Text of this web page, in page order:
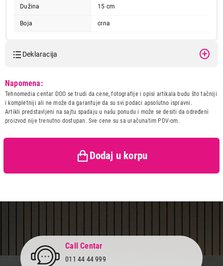
Dužina 15 cm
Boja crna
Deklaracija
Naziv i vrsta robe:
ADAPTER IT/AV
Uvoznik:
GEMBIRD DOO
Zemlja porekla:
Kina
kupaca po osnovu zakona o
Napomena:
Tehnomedia centar DOO se trudi da cene, fotografije i opisi artikala budu što tačniji
i kompletniji ali ne može da garantuje da su svi podaci apsolutno ispravni.
Artikli predstavljeni na sajtu spadaju u našu ponudu i može se desiti da određeni
proizvod nije trenutno dostupan. Sve cene su sa uračunatim PDV-om.
Dodaj u korpu
GEMBIRD A-OTG-AFBM-002
Proizvod je dodat u korpu.
Call Centar
011 44 44 999